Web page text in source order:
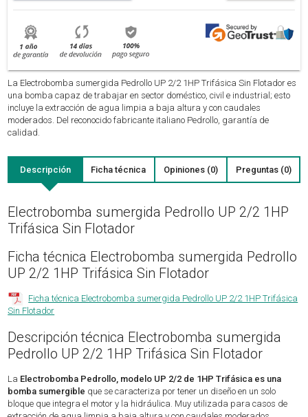
La Electrobomba sumergida Pedrollo UP 2/2 1HP Trifásica Sin Flotador es
una bomba capaz de trabajar en sector doméstico, civil e industrial; esto
incluye la extracción de agua limpia a baja altura y con caudales
moderados. Del reconocido fabricante italiano Pedrollo, garantía de
calidad.
Descripción Ficha técnica Opiniones (0) Preguntas (0)
Electrobomba sumergida Pedrollo UP 2/2 1HP
Trifásica Sin Flotador
Ficha técnica Electrobomba sumergida Pedrollo
UP 2/2 1HP Trifásica Sin Flotador
Ficha técnica Electrobomba sumergida Pedrollo UP 2/2 1HP Trifásica
Sin Flotador
Descripción técnica Electrobomba sumergida
Pedrollo UP 2/2 1HP Trifásica Sin Flotador
La Electrobomba Pedrollo, modelo UP 2/2 de 1HP Trifásica es una
bomba sumergible que se caracteriza por tener un diseño en un solo
bloque que integra el motor y la hidráulica. Muy utilizada para casos de